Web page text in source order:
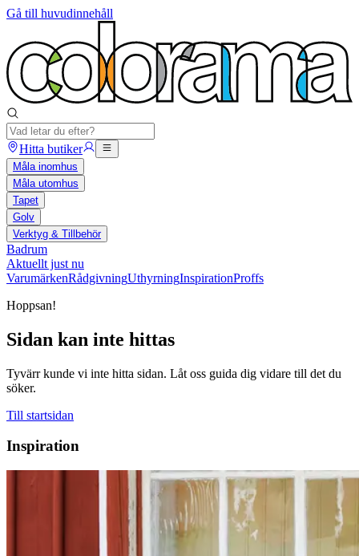
Gå till huvudinnehåll
Hitta butiker
Måla inomhus
Måla utomhus
Tapet
Golv
Verktyg & Tillbehör
Badrum
Aktuellt just nu
VarumärkenRådgivningUthyrningInspirationProffs
Hoppsan!
Sidan kan inte hittas
Tyvärr kunde vi inte hitta sidan. Låt oss guida dig vidare till det du
söker.
Till startsidan
Inspiration